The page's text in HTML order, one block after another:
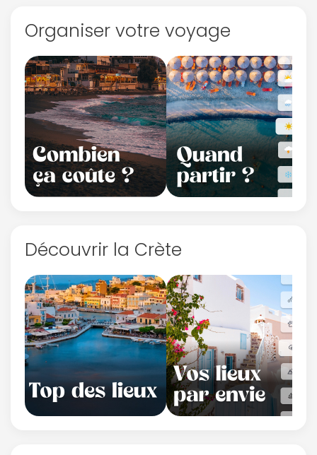
Organiser votre voyage
Découvrir la Crète